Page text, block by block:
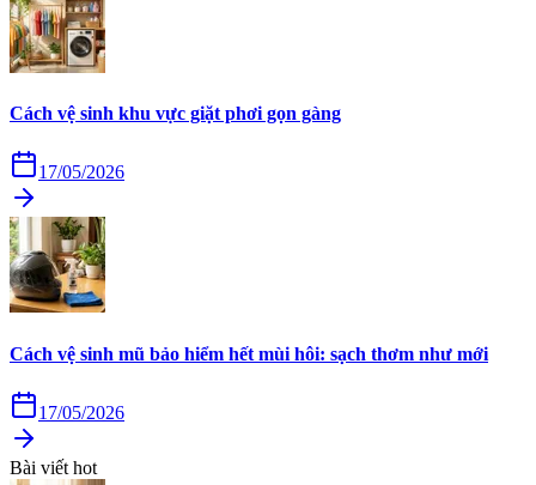
Cách vệ sinh khu vực giặt phơi gọn gàng
17/05/2026
Cách vệ sinh mũ bảo hiểm hết mùi hôi: sạch thơm như mới
17/05/2026
Bài viết hot